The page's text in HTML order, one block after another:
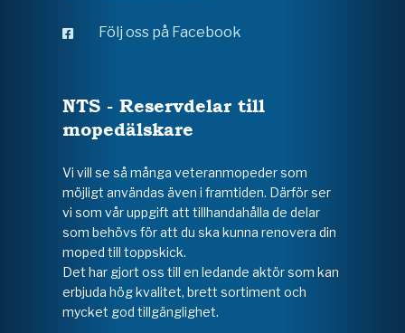
Följ oss på Facebook
NTS - Reservdelar till
mopedälskare
Vi vill se så många veteranmopeder som
möjligt användas även i framtiden. Därför ser
vi som vår uppgift att tillhandahålla de delar
som behövs för att du ska kunna renovera din
moped till toppskick.
Det har gjort oss till en ledande aktör som kan
erbjuda hög kvalitet, brett sortiment och
mycket god tillgänglighet.